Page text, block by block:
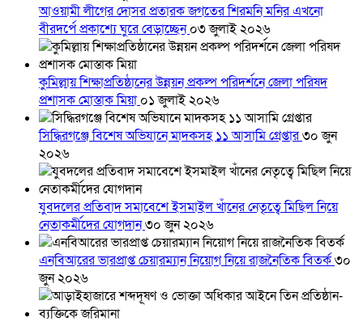
আওয়ামী লীগের দোসর প্রতারক জগতের শিরমনি মনির এখনো
বীরদর্পে প্রকাশ্যে ঘুরে বেড়াচ্ছেন০৩ জুলাই ২০২৬
কুমিল্লায় শিক্ষাপ্রতিষ্ঠানের উন্নয়ন প্রকল্প পরিদর্শনে জেলা পরিষদ
প্রশাসক মোস্তাক মিয়া ০১ জুলাই ২০২৬
সিদ্ধিরগঞ্জে বিশেষ অভিযানে মাদকসহ ১১ আসামি গ্রেপ্তার৩০ জুন
২০২৬
যুবদলের প্রতিবাদ সমাবেশে ইসমাইল খাঁনের নেতৃত্বে মিছিল নিয়ে
নেতাকর্মীদের যোগদান৩০ জুন ২০২৬
এনবিআরের ভারপ্রাপ্ত চেয়ারম্যান নিয়োগ নিয়ে রাজনৈতিক বিতর্ক৩০
জুন ২০২৬